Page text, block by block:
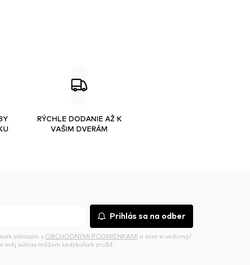
RÝCHLE DODANIE AŽ K
VAŠIM DVERÁM
Prihlás sa na odber
súhlasím s OBCHODNÝMI PODMIENKAMI a som si vedomý/
môj súhlas môžem kedykoľvek zrušiť.